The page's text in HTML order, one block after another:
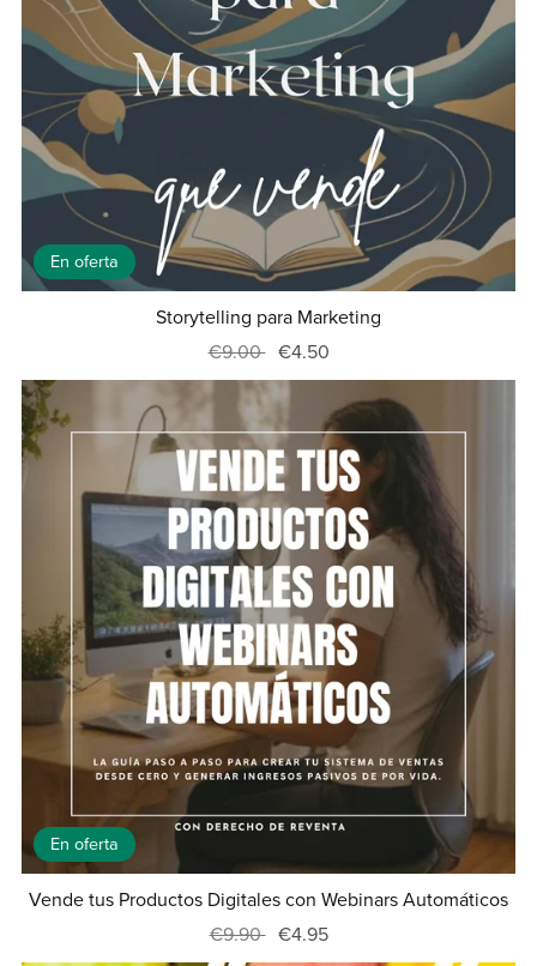
En oferta
Storytelling para Marketing
€9.00 €4.50
En oferta
Vende tus Productos Digitales con Webinars Automáticos
€9.90 €4.95